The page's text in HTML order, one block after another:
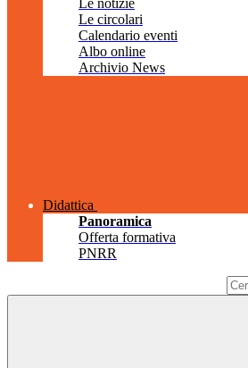
Le notizie
Le circolari
Calendario eventi
Albo online
Archivio News
Didattica
Panoramica
Offerta formativa
PNRR